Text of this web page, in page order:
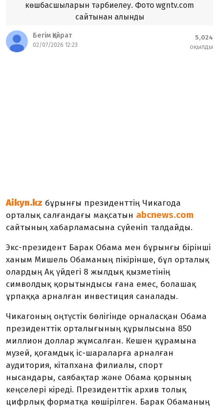
көшбасшыларын тәрбиелеу. Фото wgntv.com
сайтынан алынды
Бегім Қайрат
02/07/2026 12:23
5,024
оқылды
Aikyn.kz бұрынғы президенттің Чикагода
орталық салғандағы мақсатын abcnews.com
сайтының хабарламасына сүйеніп талдайды.
Экс-президент Барак Обама мен бұрынғы бірінші
ханым Мишель Обаманың пікірінше, бұл орталық
олардың Ақ үйдегі 8 жылдық қызметінің
символдық қорытындысы ғана емес, болашақ
ұрпаққа арналған инвестиция саналады.
Чикагоның оңтүстік бөлігінде орналасқан Обама
президенттік орталығының құрылысына 850
миллион доллар жұмсалған. Кешен құрамына
музей, қоғамдық іс-шараларға арналған
аудитория, кітапхана филиалы, спорт
нысандары, саябақтар және Обама қорының
кеңселері кіреді. Президенттік архив толық
цифрлық форматқа көшірілген. Барак Обаманың